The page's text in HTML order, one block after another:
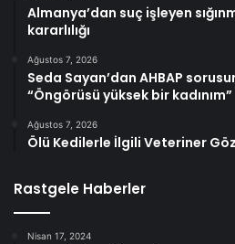
Almanya’dan suç işleyen
kararlılığı
Ağustos 7, 2026
Seda Sayan’dan AHBAP
“Öngörüsü yüksek bir kadınım”
Ağustos 7, 2026
Ölü Kedilerle İlgili Veteriner
Rastgele Haberler
Nisan 17, 2024